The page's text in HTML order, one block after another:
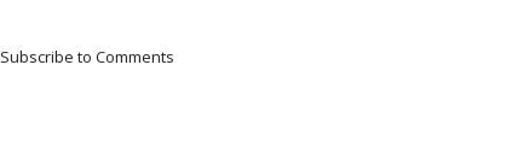
Subscribe to Comments